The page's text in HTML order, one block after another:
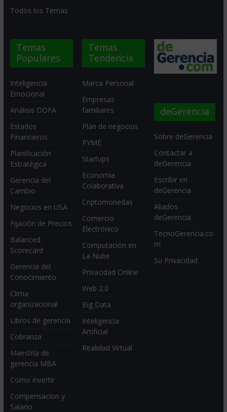
Todos los Temas
Temas
Populares
Inteligencia
Emocional
Análisis DOFA
Estados
Financieros
Planificación
Estratégica
Gerencia del
Cambio
Negocios en USA
Fijación de Precios
Balanced
Scorecard
Gerencia del
Conocimiento
Clima
organizacional
Libros de gerencia
Cobranza
Maestría de
gerencia MBA
Como invertir
Compensacion y
Salario
Temas
Tendencia
Marca Personal
Empresas
familiares
Plan de negocios
PYME
Startups
Economia
Colaborativa
Criptomonedas
Comercio
Electrónico
Computación en
La Nube
Privacidad Online
Web 2.0
Big Data
Inteligencia
Artificial
Realidad Virtual
deGerencia
Sobre deGerencia
Contactar a
deGerencia
Escribir en
deGerencia
Aliados
deGerencia
TecnoGerencia.co
m
Su Privacidad